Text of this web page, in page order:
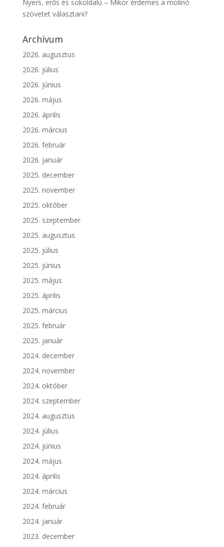
Nyers, erős és sokoldalú – Mikor érdemes a molinó
szövetet választani?
Archívum
2026. augusztus
2026. július
2026. június
2026. május
2026. április
2026. március
2026. február
2026. január
2025. december
2025. november
2025. október
2025. szeptember
2025. augusztus
2025. július
2025. június
2025. május
2025. április
2025. március
2025. február
2025. január
2024. december
2024. november
2024. október
2024. szeptember
2024. augusztus
2024. július
2024. június
2024. május
2024. április
2024. március
2024. február
2024. január
2023. december